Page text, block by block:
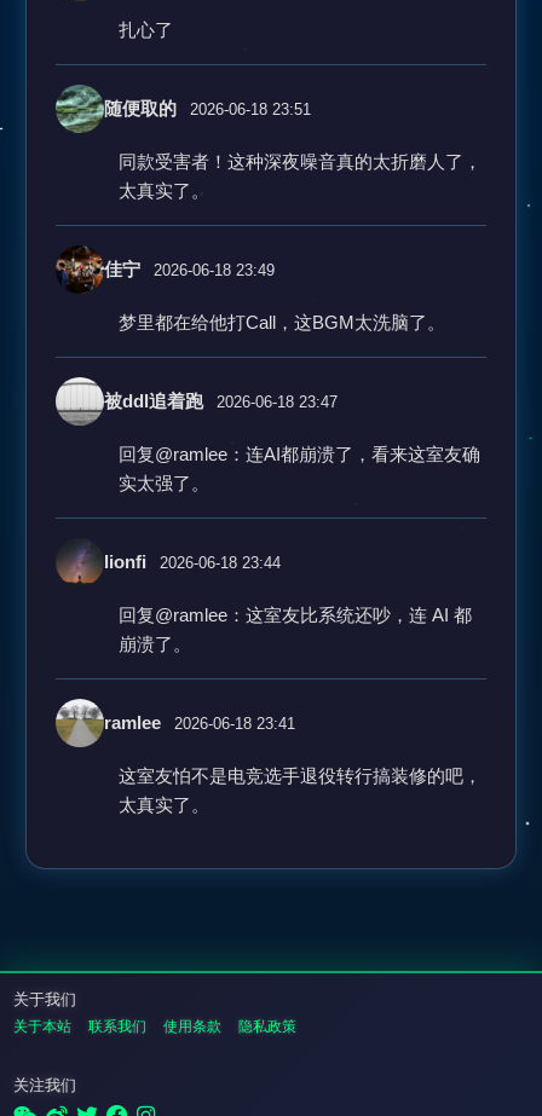
扎心了
随便取的 2026-06-18 23:51
同款受害者！这种深夜噪音真的太折磨人了，
太真实了。
佳宁 2026-06-18 23:49
梦里都在给他打Call，这BGM太洗脑了。
被ddl追着跑 2026-06-18 23:47
回复@ramlee：连AI都崩溃了，看来这室友确
实太强了。
lionfi 2026-06-18 23:44
回复@ramlee：这室友比系统还吵，连 AI 都
崩溃了。
ramlee 2026-06-18 23:41
这室友怕不是电竞选手退役转行搞装修的吧，
太真实了。
关于我们
关于本站 联系我们 使用条款 隐私政策
关注我们